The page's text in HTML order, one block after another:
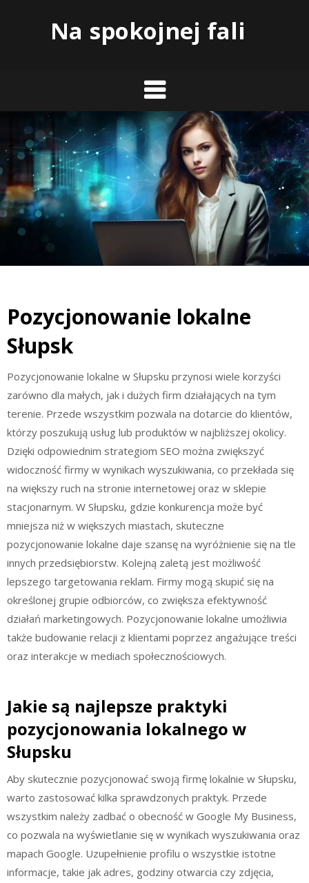
Na spokojnej fali
Pozycjonowanie lokalne
Słupsk
Pozycjonowanie lokalne w Słupsku przynosi wiele korzyści
zarówno dla małych, jak i dużych firm działających na tym
terenie. Przede wszystkim pozwala na dotarcie do klientów,
którzy poszukują usług lub produktów w najbliższej okolicy.
Dzięki odpowiednim strategiom SEO można zwiększyć
widoczność firmy w wynikach wyszukiwania, co przekłada się
na większy ruch na stronie internetowej oraz w sklepie
stacjonarnym. W Słupsku, gdzie konkurencja może być
mniejsza niż w większych miastach, skuteczne
pozycjonowanie lokalne daje szansę na wyróżnienie się na tle
innych przedsiębiorstw. Kolejną zaletą jest możliwość
lepszego targetowania reklam. Firmy mogą skupić się na
określonej grupie odbiorców, co zwiększa efektywność
działań marketingowych. Pozycjonowanie lokalne umożliwia
także budowanie relacji z klientami poprzez angażujące treści
oraz interakcje w mediach społecznościowych.
Jakie są najlepsze praktyki
pozycjonowania lokalnego w
Słupsku
Aby skutecznie pozycjonować swoją firmę lokalnie w Słupsku,
warto zastosować kilka sprawdzonych praktyk. Przede
wszystkim należy zadbać o obecność w Google My Business,
co pozwala na wyświetlanie się w wynikach wyszukiwania oraz
mapach Google. Uzupełnienie profilu o wszystkie istotne
informacje, takie jak adres, godziny otwarcia czy zdjęcia,